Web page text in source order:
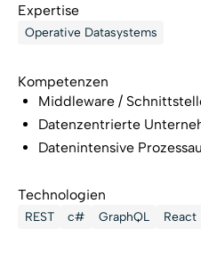
Expertise
Operative Datasystems
Kompetenzen
Middleware /
Datenzentrierte
Datenintensive
Technologien
REST c# GraphQL React